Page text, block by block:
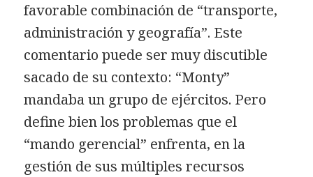
favorable combinación de “transporte,
administración y geografía”. Este
comentario puede ser muy discutible
sacado de su contexto: “Monty”
mandaba un grupo de ejércitos. Pero
define bien los problemas que el
“mando gerencial” enfrenta, en la
gestión de sus múltiples recursos